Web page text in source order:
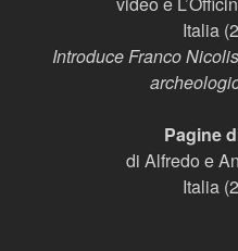
Italia
Introduce Franco
Pagine
di Alfredo e
Italia